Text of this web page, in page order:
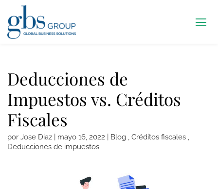
Deducciones de
Impuestos vs. Créditos
Fiscales
por Jose Diaz mayo 16, 2022 Blog , Créditos fiscales ,
Deducciones de impuestos